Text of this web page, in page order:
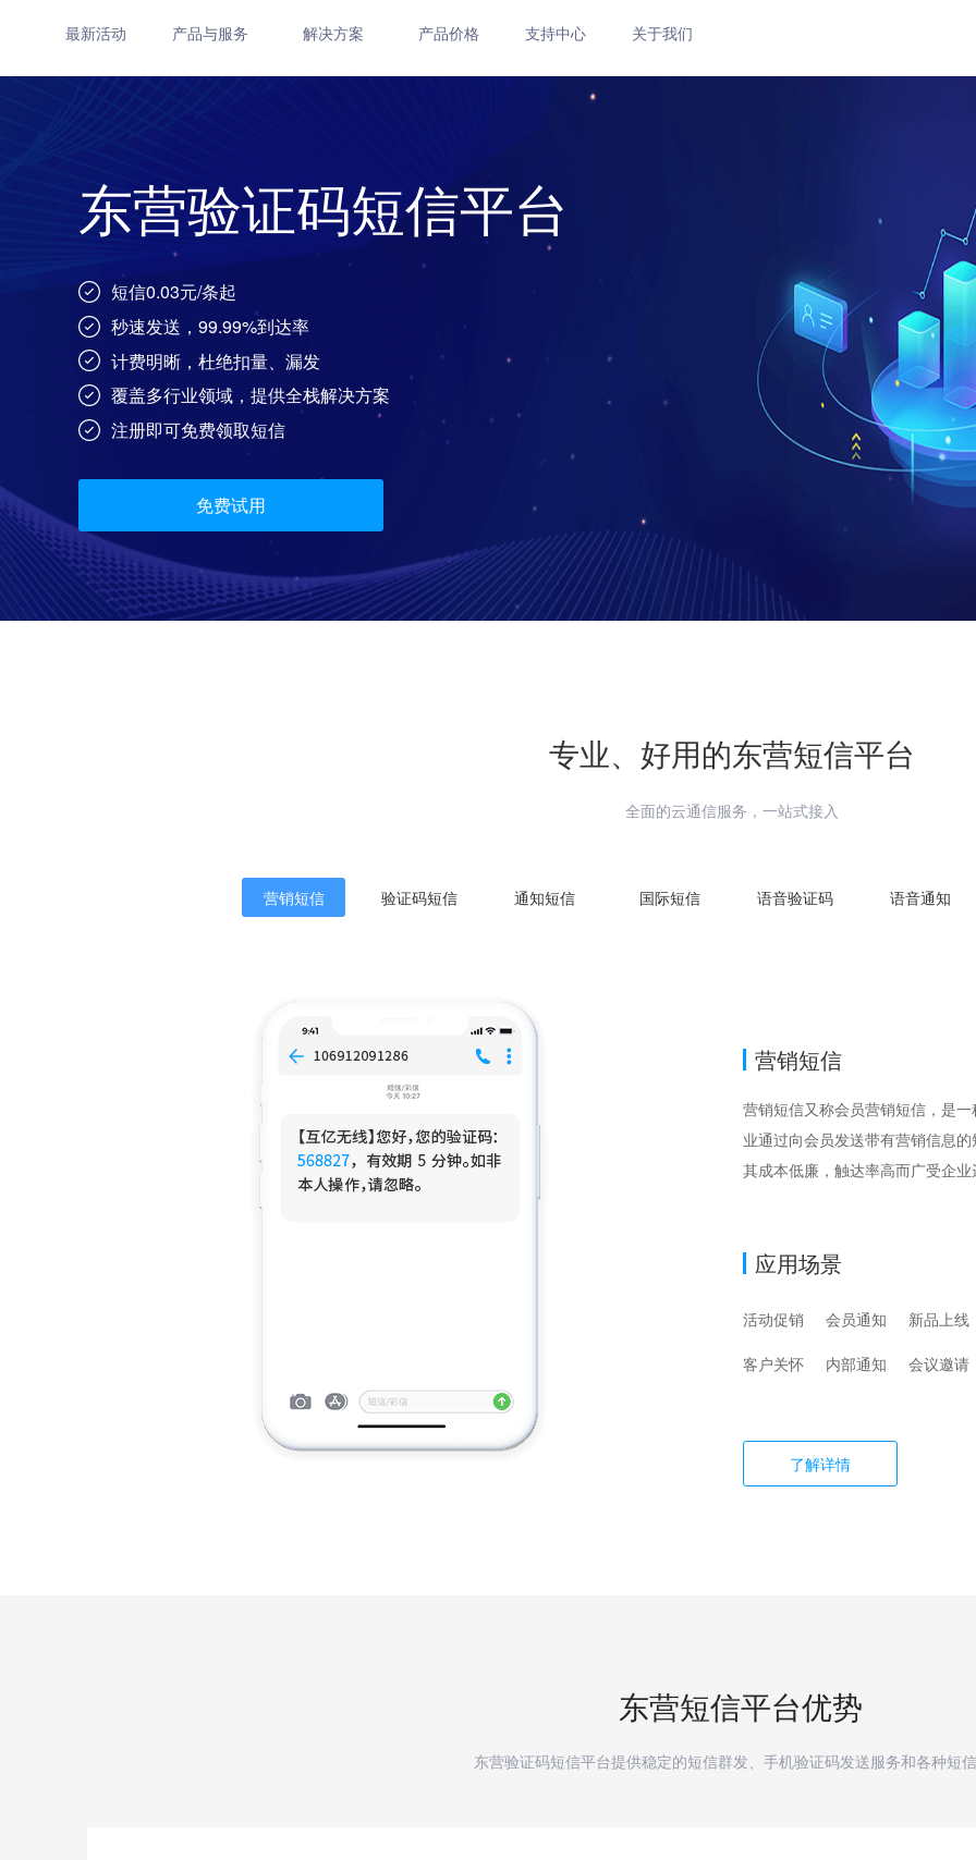
最新活动 产品与服务 解决方案 产品价格 支持中心 关于我们
东营验证码短信平台
短信0.03元/条起
秒速发送，99.99%到达率
计费明晰，杜绝扣量、漏发
覆盖多行业领域，提供全栈解决方案
注册即可免费领取短信
免费试用
专业、好用的东营短信平台
全面的云通信服务，一站式接入
营销短信 验证码短信 通知短信 国际短信 语音验证码 语音通知
营销短信
营销短信又称会员营销短信，是
业通过向会员发送带有营销信息
其成本低廉，触达率高而广受企
应用场景
活动促销 会员通知 新品上线
客户关怀 内部通知 会议邀请
了解详情
东营短信平台优势
东营验证码短信平台提供稳定的短信群发、手机验证码发送服务和各种短